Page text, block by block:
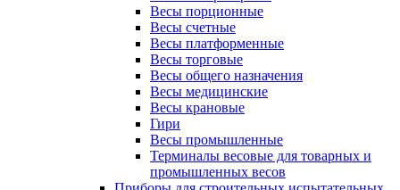
Весы порционные
Весы счетные
Весы платформенные
Весы торговые
Весы общего назначения
Весы медицинские
Весы крановые
Гири
Весы промышленные
Терминалы весовые для товарных и
промышленных весов